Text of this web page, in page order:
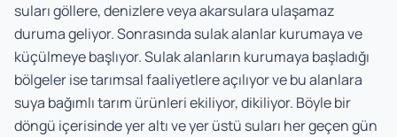
suları göllere, denizlere veya akarsulara ulaşamaz
duruma geliyor. Sonrasında sulak alanlar kurumaya ve
küçülmeye başlıyor. Sulak alanların kurumaya başladığı
bölgeler ise tarımsal faaliyetlere açılıyor ve bu alanlara
suya bağımlı tarım ürünleri ekiliyor, dikiliyor. Böyle bir
döngü içerisinde yer altı ve yer üstü suları her geçen gün